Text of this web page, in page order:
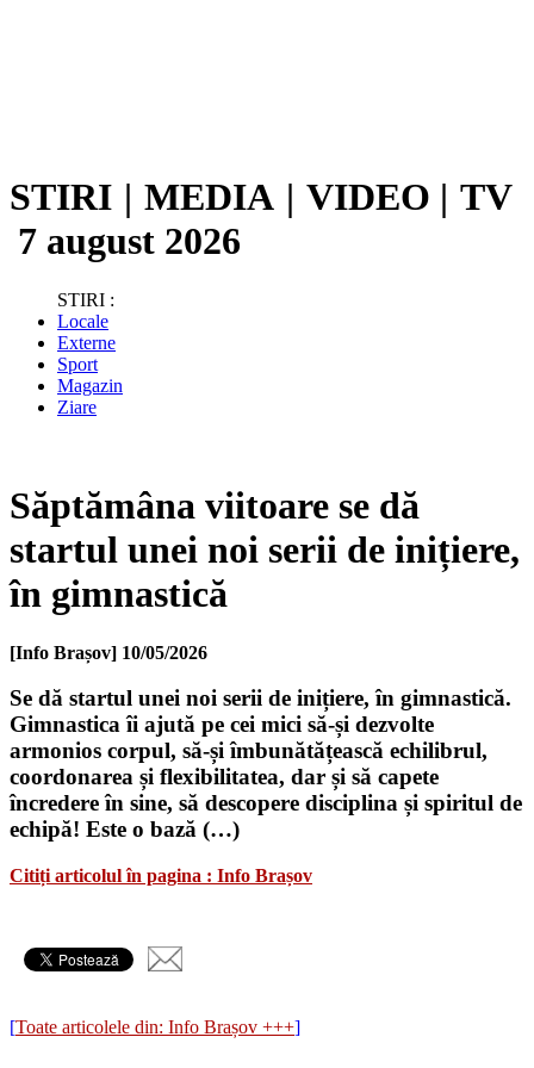
STIRI | MEDIA | VIDEO | TV
7 august 2026
STIRI :
Locale
Externe
Sport
Magazin
Ziare
Săptămâna viitoare se dă
startul unei noi serii de inițiere,
în gimnastică
[Info Brașov] 10/05/2026
Se dă startul unei noi serii de inițiere, în gimnastică.
Gimnastica îi ajută pe cei mici să-și dezvolte
armonios corpul, să-și îmbunătățească echilibrul,
coordonarea și flexibilitatea, dar și să capete
încredere în sine, să descopere disciplina și spiritul de
echipă! Este o bază (…)
Citiți articolul în pagina : Info Brașov
[Toate articolele din: Info Brașov +++]